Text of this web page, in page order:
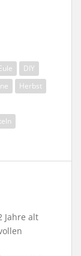
DIY
Herbst
Jahre alt